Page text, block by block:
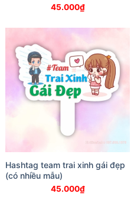
45.000₫
Hashtag team trai xinh gái đẹp
(có nhiều mẫu)
45.000₫